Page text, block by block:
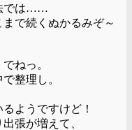
では……
で続くぬかるみぞ～
ねっ。
整理し。
ようですけど！
張が増えて、